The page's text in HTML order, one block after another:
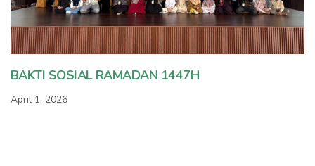
BAKTI SOSIAL RAMADAN 1447H
April 1, 2026